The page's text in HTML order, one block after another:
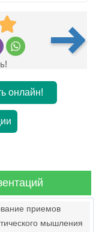
онлайн!
приемов
мышления